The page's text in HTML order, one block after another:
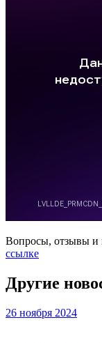
Вопросы, отзывы и
ссылке
Другие
26 ноября 2024